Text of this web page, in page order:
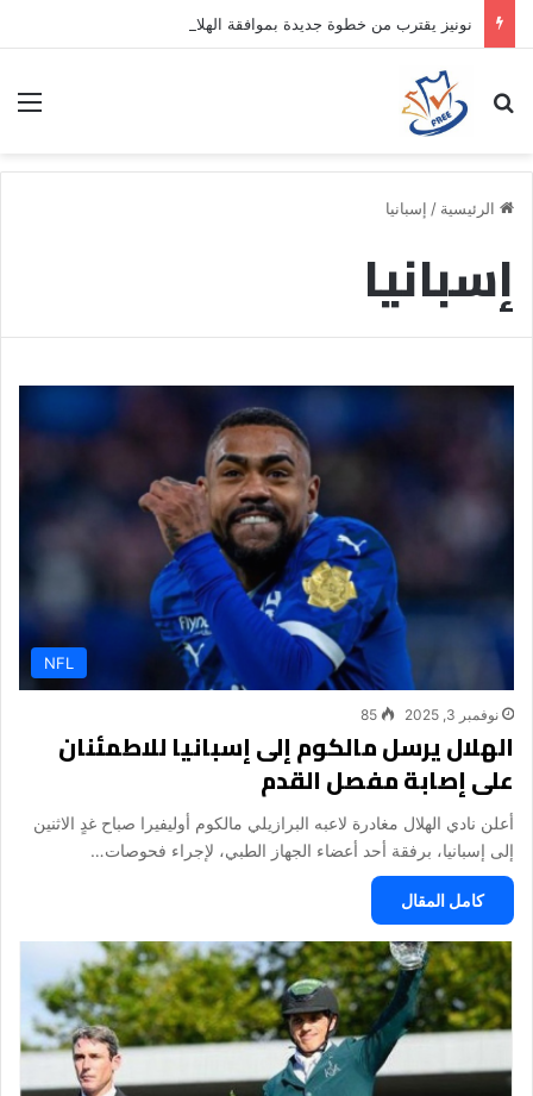
نونيز يقترب من خطوة جديدة بموافقة الهلال
بحث عن
الرئيسية / إسبانيا
إسبانيا
NFL
نوفمبر 3, 2025 85
الهلال يرسل مالكوم إلى إسبانيا للاطمئنان
على إصابة مفصل القدم
أعلن نادي الهلال مغادرة لاعبه البرازيلي مالكوم أوليفيرا صباح غدٍ الاثنين
إلى إسبانيا، برفقة أحد أعضاء الجهاز الطبي، لإجراء فحوصات…
كامل المقال